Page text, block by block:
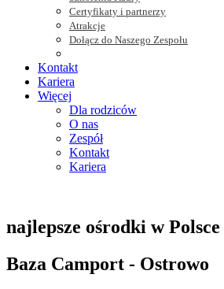
Certyfikaty i partnerzy
Atrakcje
Dołącz do Naszego Zespołu
Kontakt
Kariera
Więcej
Dla rodziców
O nas
Zespół
Kontakt
Kariera
najlepsze ośrodki w Polsce
Baza Camport - Ostrowo